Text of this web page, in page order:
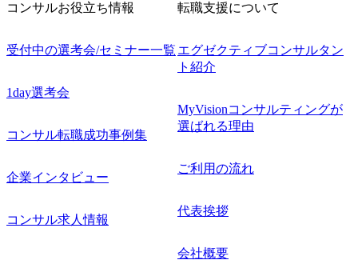
コンサルお役立ち情報
受付中の選考会/セミナー一覧
1day選考会
コンサル転職成功事例集
企業インタビュー
コンサル求人情報
転職支援について
エグゼクティブコンサルタン
ト紹介
MyVisionコンサルティングが
選ばれる理由
ご利用の流れ
代表挨拶
会社概要